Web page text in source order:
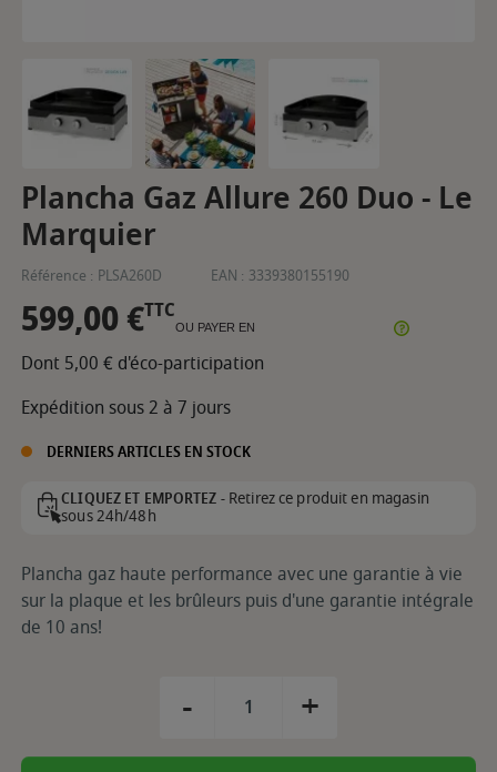
Plancha Gaz Allure 260 Duo - Le
Marquier
Référence : PLSA260D EAN : 3339380155190
599,00 €TTC
OU PAYER EN
Dont 5,00 € d'éco-participation
Expédition sous 2 à 7 jours
DERNIERS ARTICLES EN STOCK
CLIQUEZ ET EMPORTEZ -Retirez ce produit en magasin
sous 24h/48h
Plancha gaz haute performance avec une garantie à vie
sur la plaque et les brûleurs puis d'une garantie intégrale
de 10 ans!
- +